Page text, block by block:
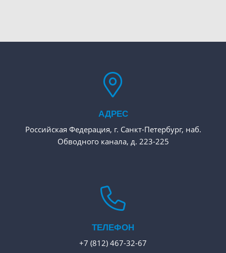
АДРЕС
Российская Федерация, г. Санкт-Петербург, наб.
Обводного канала, д. 223-225
ТЕЛЕФОН
+7 (812) 467-32-67